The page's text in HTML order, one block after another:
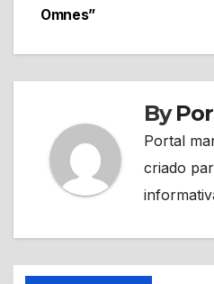
Omnes”
By
Portal
criado